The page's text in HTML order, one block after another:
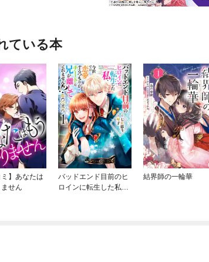
ている本
ミ】あなたは
せん
バッドエンド目前のヒ
ロインに転生した私、
結界師の一輪華